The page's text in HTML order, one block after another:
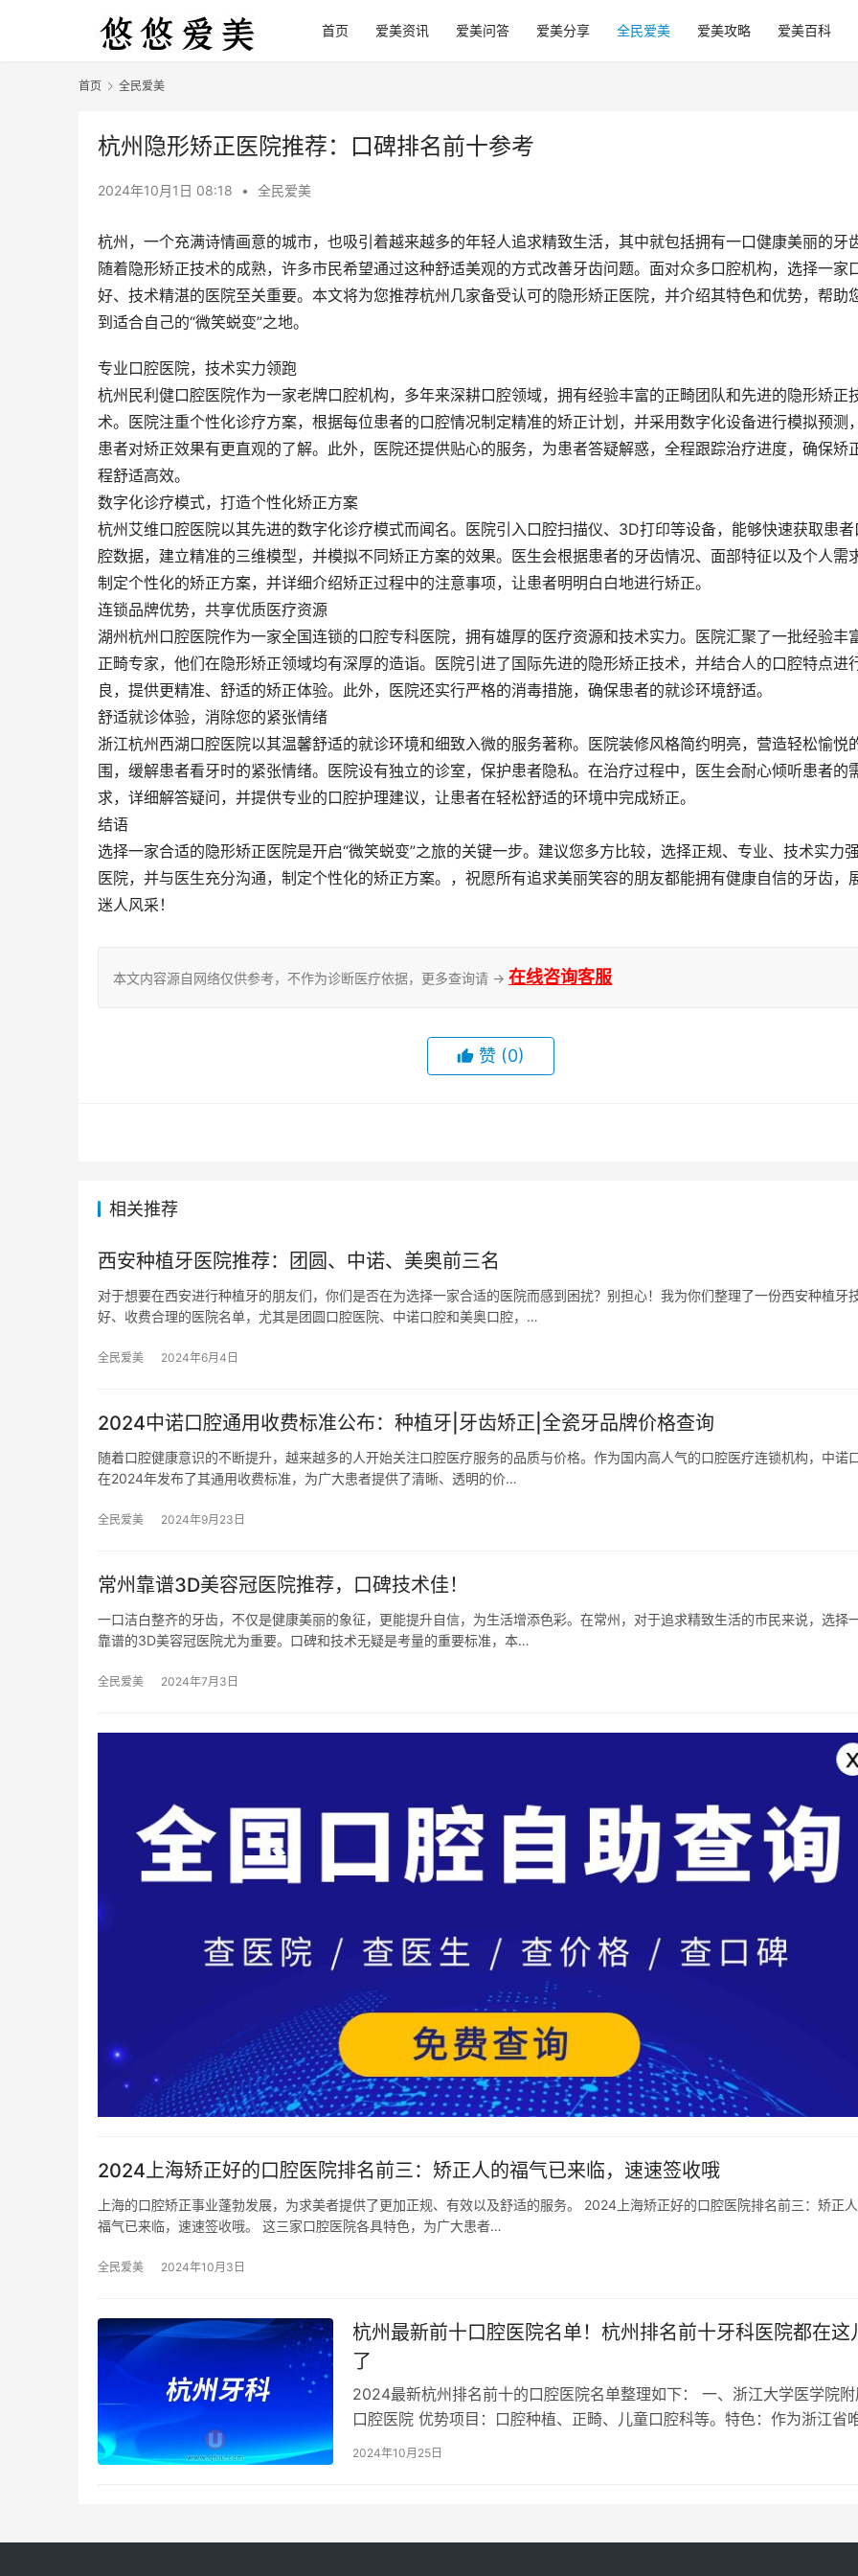
首页 爱美资讯 爱美问答 爱美分享 全民爱美 爱美攻略 爱美百科
首页 全民爱美
杭州隐形矫正医院推荐：口碑排名前十参考
2024年10月1日 08:18 • 全民爱美
杭州，一个充满诗情画意的城市，也吸引着越来越多的年轻人追求精致生活，其中就包括拥有一口健康美丽的牙齿
随着隐形矫正技术的成熟，许多市民希望通过这种舒适美观的方式改善牙齿问题。面对众多口腔机构，选择一家
好、技术精湛的医院至关重要。本文将为您推荐杭州几家备受认可的隐形矫正医院，并介绍其特色和优势，帮助
到适合自己的“微笑蜕变”之地。
专业口腔医院，技术实力领跑
杭州民利健口腔医院作为一家老牌口腔机构，多年来深耕口腔领域，拥有经验丰富的正畸团队和先进的隐形矫正
术。医院注重个性化诊疗方案，根据每位患者的口腔情况制定精准的矫正计划，并采用数字化设备进行模拟预测
患者对矫正效果有更直观的了解。此外，医院还提供贴心的服务，为患者答疑解惑，全程跟踪治疗进度，确保矫
程舒适高效。
数字化诊疗模式，打造个性化矫正方案
杭州艾维口腔医院以其先进的数字化诊疗模式而闻名。医院引入口腔扫描仪、3D打印等设备，能够快速获取患者
腔数据，建立精准的三维模型，并模拟不同矫正方案的效果。医生会根据患者的牙齿情况、面部特征以及个人需求
制定个性化的矫正方案，并详细介绍矫正过程中的注意事项，让患者明明白白地进行矫正。
连锁品牌优势，共享优质医疗资源
湖州杭州口腔医院作为一家全国连锁的口腔专科医院，拥有雄厚的医疗资源和技术实力。医院汇聚了一批经验丰
正畸专家，他们在隐形矫正领域均有深厚的造诣。医院引进了国际先进的隐形矫正技术，并结合人的口腔特点进
良，提供更精准、舒适的矫正体验。此外，医院还实行严格的消毒措施，确保患者的就诊环境舒适。
舒适就诊体验，消除您的紧张情绪
浙江杭州西湖口腔医院以其温馨舒适的就诊环境和细致入微的服务著称。医院装修风格简约明亮，营造轻松愉悦
围，缓解患者看牙时的紧张情绪。医院设有独立的诊室，保护患者隐私。在治疗过程中，医生会耐心倾听患者的
求，详细解答疑问，并提供专业的口腔护理建议，让患者在轻松舒适的环境中完成矫正。
结语
选择一家合适的隐形矫正医院是开启“微笑蜕变”之旅的关键一步。建议您多方比较，选择正规、专业、技术实力
医院，并与医生充分沟通，制定个性化的矫正方案。，祝愿所有追求美丽笑容的朋友都能拥有健康自信的牙齿，
迷人风采！
本文内容源自网络仅供参考，不作为诊断医疗依据，更多查询请 → 在线咨询客服
赞 (0)
相关推荐
西安种植牙医院推荐：团圆、中诺、美奥前三名
对于想要在西安进行种植牙的朋友们，你们是否在为选择一家合适的医院而感到困扰？别担心！我为你们整理了一份西安种植牙
好、收费合理的医院名单，尤其是团圆口腔医院、中诺口腔和美奥口腔，…
全民爱美 2024年6月4日
2024中诺口腔通用收费标准公布：种植牙|牙齿矫正|全瓷牙品牌价格查询
随着口腔健康意识的不断提升，越来越多的人开始关注口腔医疗服务的品质与价格。作为国内高人气的口腔医疗连锁机构，中诺
在2024年发布了其通用收费标准，为广大患者提供了清晰、透明的价…
全民爱美 2024年9月23日
常州靠谱3D美容冠医院推荐，口碑技术佳！
一口洁白整齐的牙齿，不仅是健康美丽的象征，更能提升自信，为生活增添色彩。在常州，对于追求精致生活的市民来说，选择
靠谱的3D美容冠医院尤为重要。口碑和技术无疑是考量的重要标准，本…
全民爱美 2024年7月3日
2024上海矫正好的口腔医院排名前三：矫正人的福气已来临，速速签收哦
上海的口腔矫正事业蓬勃发展，为求美者提供了更加正规、有效以及舒适的服务。 2024上海矫正好的口腔医院排名前三：矫正
福气已来临，速速签收哦。 这三家口腔医院各具特色，为广大患者…
全民爱美 2024年10月3日
杭州最新前十口腔医院名单！杭州排名前十牙科医院都在这
了
2024最新杭州排名前十的口腔医院名单整理如下： 一、浙江大学医学院附
口腔医院 优势项目：口腔种植、正畸、儿童口腔科等。特色：作为浙江省
的三级甲等口腔专科医院，拥有高水平的专…
2024年10月25日